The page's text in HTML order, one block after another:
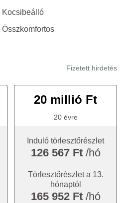
Kocsibeálló
Összkomfortos
Fizetett hirdetés
20 millió Ft
20 évre
Induló törlesztőrészlet
126 567 Ft /hó
Törlesztőrészlet a 13.
hónaptól
165 952 Ft /hó